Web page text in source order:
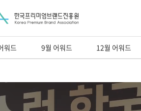
워드 9월 어워드 12월 어워드